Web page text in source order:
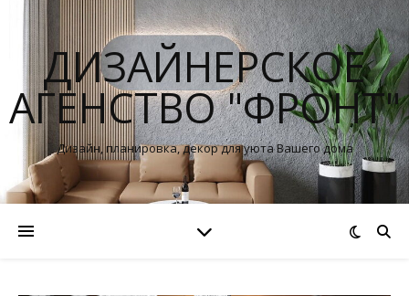
ДИЗАЙНЕРСКОЕ
АГЕНСТВО "ФРОНТ"
Дизайн, планировка, декор для уюта Вашего дома